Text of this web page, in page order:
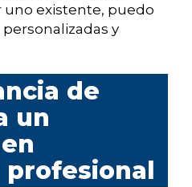
uno existente, puedo
y
de
un
profesional